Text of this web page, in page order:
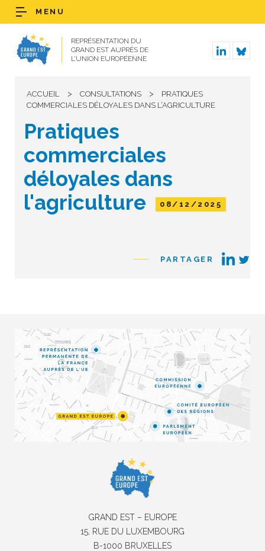
REPRÉSENTATION DU
GRAND EST AUPRÈS DE
L’UNION EUROPÉENNE
MENU
ACCUEIL > CONSULTATIONS >
PRATIQUES
COMMERCIALES DÉLOYALES DANS L’AGRICULTURE
Pratiques
commerciales
déloyales dans
l'agriculture
08/12/2025
PARTAGER
GRAND EST – EUROPE
15, RUE DU LUXEMBOURG
B-1000 BRUXELLES